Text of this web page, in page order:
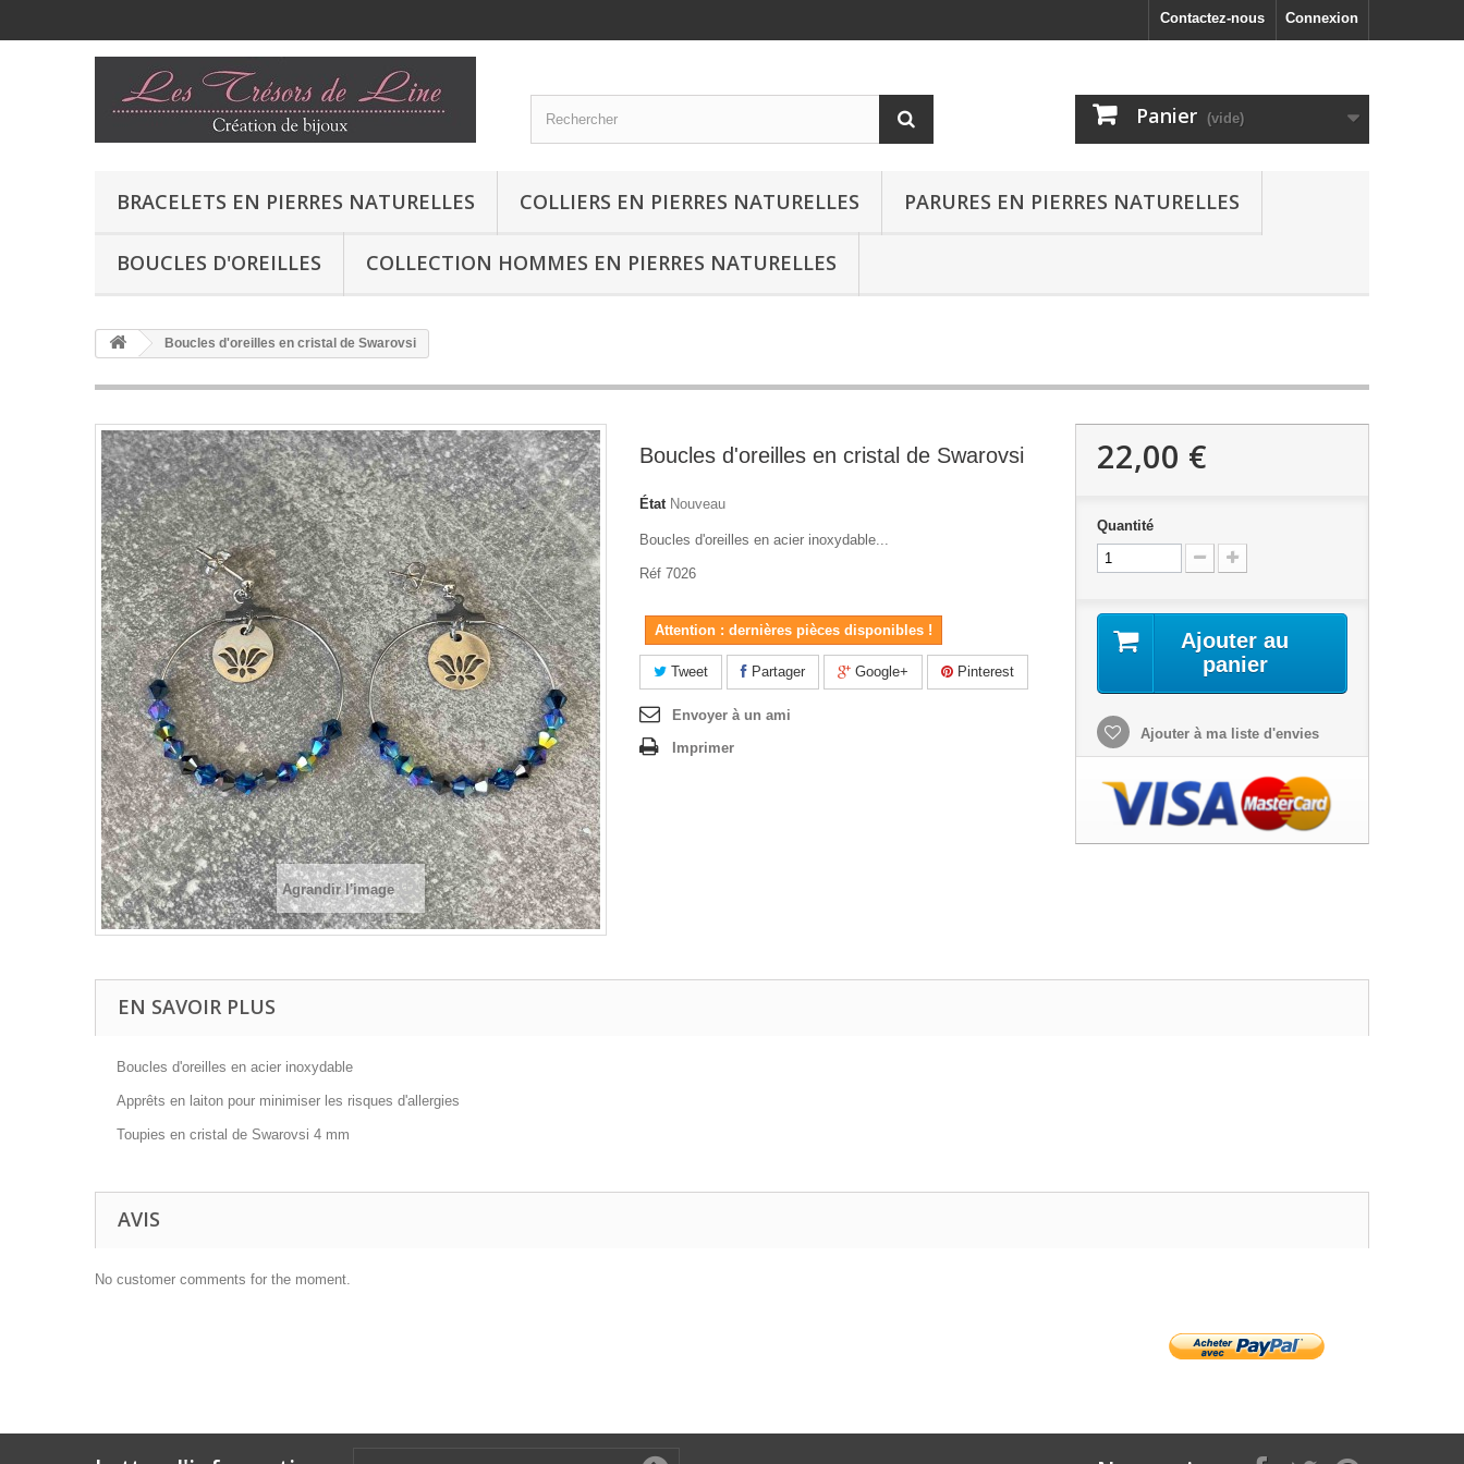
Connexion
Contactez-nous
Panier (vide)
BRACELETS EN PIERRES NATURELLES COLLIERS EN PIERRES NATURELLES PARURES EN PIERRES NATURELLES
BOUCLES D'OREILLES COLLECTION HOMMES EN PIERRES NATURELLES
Boucles d'oreilles en cristal de Swarovsi
Agrandir l'image
Boucles d'oreilles en cristal de Swarovsi
État Nouveau
Boucles d'oreilles en acier inoxydable...
Réf 7026
Attention : dernières pièces disponibles !
Tweet Partager Google+ Pinterest
Envoyer à un ami
Imprimer
22,00 €
Quantité
Ajouter au
panier
Ajouter à ma liste d'envies
EN SAVOIR PLUS
Boucles d'oreilles en acier inoxydable
Apprêts en laiton pour minimiser les risques d'allergies
Toupies en cristal de Swarovsi 4 mm
AVIS
No customer comments for the moment.